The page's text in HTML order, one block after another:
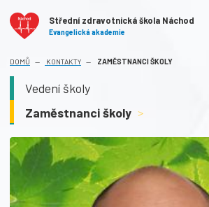
Střední zdravotnická škola Náchod
Evangelická akademie
DOMŮ KONTAKTY ZAMĚSTNANCI ŠKOLY(AKTUÁLNÍ)
Vedení školy
Zaměstnanci školy >